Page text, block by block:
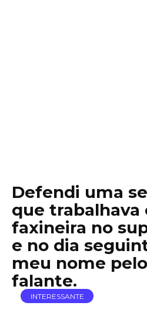
Defendi uma
que trabalhava
faxineira no
e no dia
meu nome
falante.
INTERESSANTE